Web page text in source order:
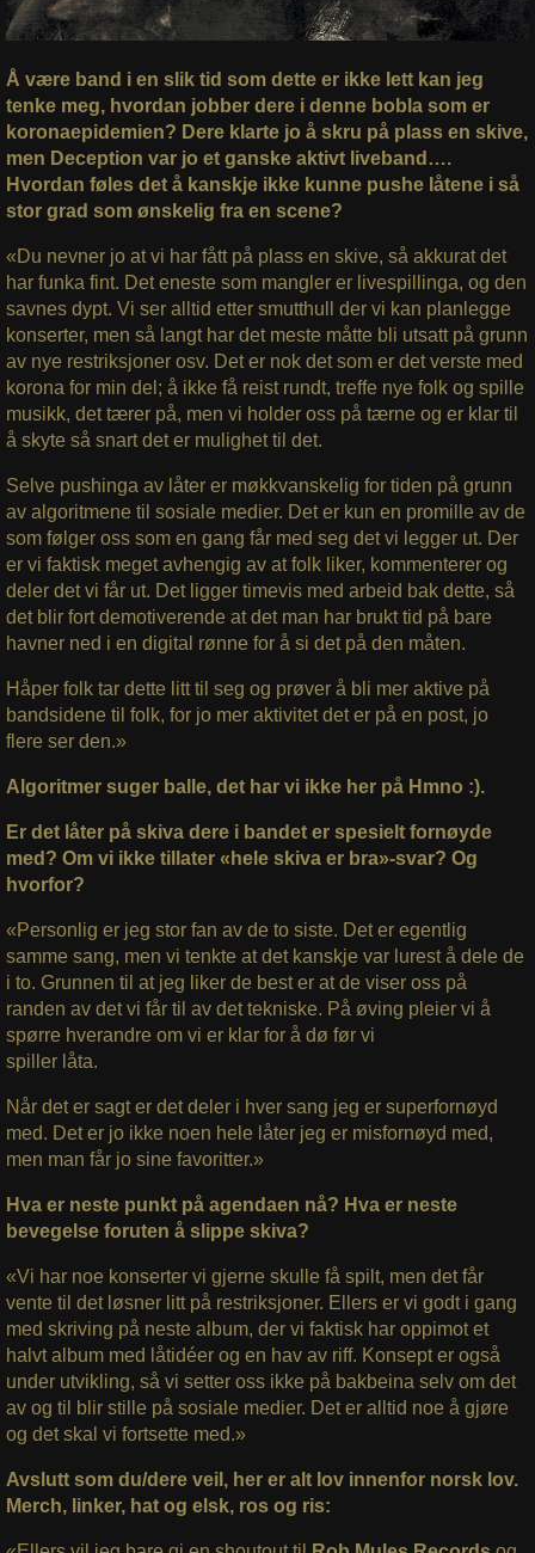
Å være band i en slik tid som dette er ikke lett kan jeg
tenke meg, hvordan jobber dere i denne bobla som er
koronaepidemien? Dere klarte jo å skru på plass en skive,
men Deception var jo et ganske aktivt liveband….
Hvordan føles det å kanskje ikke kunne pushe låtene i så
stor grad som ønskelig fra en scene?
«Du nevner jo at vi har fått på plass en skive, så akkurat det
har funka fint. Det eneste som mangler er livespillinga, og den
savnes dypt. Vi ser alltid etter smutthull der vi kan planlegge
konserter, men så langt har det meste måtte bli utsatt på grunn
av nye restriksjoner osv. Det er nok det som er det verste med
korona for min del; å ikke få reist rundt, treffe nye folk og spille
musikk, det tærer på, men vi holder oss på tærne og er klar til
å skyte så snart det er mulighet til det.
Selve pushinga av låter er møkkvanskelig for tiden på grunn
av algoritmene til sosiale medier. Det er kun en promille av de
som følger oss som en gang får med seg det vi legger ut. Der
er vi faktisk meget avhengig av at folk liker, kommenterer og
deler det vi får ut. Det ligger timevis med arbeid bak dette, så
det blir fort demotiverende at det man har brukt tid på bare
havner ned i en digital rønne for å si det på den måten.
Håper folk tar dette litt til seg og prøver å bli mer aktive på
bandsidene til folk, for jo mer aktivitet det er på en post, jo
flere ser den.»
Algoritmer suger balle, det har vi ikke her på Hmno :).
Er det låter på skiva dere i bandet er spesielt fornøyde
med? Om vi ikke tillater «hele skiva er bra»-svar? Og
hvorfor?
«Personlig er jeg stor fan av de to siste. Det er egentlig
samme sang, men vi tenkte at det kanskje var lurest å dele de
i to. Grunnen til at jeg liker de best er at de viser oss på
randen av det vi får til av det tekniske. På øving pleier vi å
spørre hverandre om vi er klar for å dø før vi
spiller låta.
Når det er sagt er det deler i hver sang jeg er superfornøyd
med. Det er jo ikke noen hele låter jeg er misfornøyd med,
men man får jo sine favoritter.»
Hva er neste punkt på agendaen nå? Hva er neste
bevegelse foruten å slippe skiva?
«Vi har noe konserter vi gjerne skulle få spilt, men det får
vente til det løsner litt på restriksjoner. Ellers er vi godt i gang
med skriving på neste album, der vi faktisk har oppimot et
halvt album med låtidéer og en hav av riff. Konsept er også
under utvikling, så vi setter oss ikke på bakbeina selv om det
av og til blir stille på sosiale medier. Det er alltid noe å gjøre
og det skal vi fortsette med.»
Avslutt som du/dere veil, her er alt lov innenfor norsk lov.
Merch, linker, hat og elsk, ros og ris: